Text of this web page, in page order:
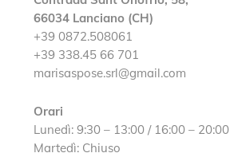
66034 Lanciano (CH)
+39 0872.508061
+39 338.45 66 701
marisaspose.srl@gmail.com
Orari
Lunedì: 9:30 – 13:00 / 16:00 – 20:00
Martedì: Chiuso